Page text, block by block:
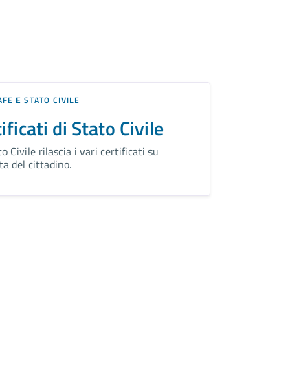
E STATO CIVILE
di Stato Civile
Civile rilascia i vari certificati su
del cittadino.